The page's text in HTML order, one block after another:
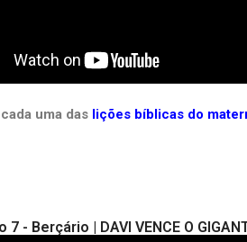
uma das lições bíblicas do
7 - Berçário | DAVI VENCE O